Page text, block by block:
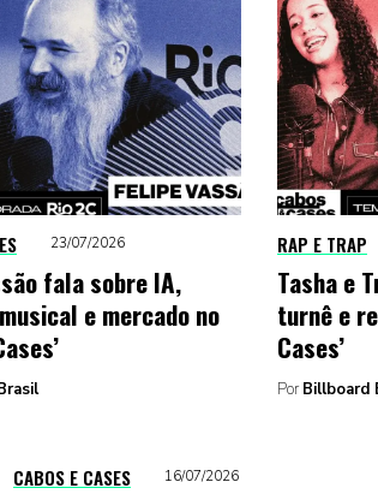
23/07/2026
fala sobre IA,
e mercado no
RAP E TRAP
Tasha e
turnê e
Cases’
Por Billboard
CABOS E CASES 16/07/2026